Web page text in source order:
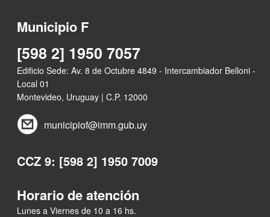
Municipio F
[598 2] 1950 7057
Edificio Sede: Av. 8 de Octubre 4849 - Intercambiador Belloni -
Local 01
Montevideo, Uruguay | C.P. 12000
municipiof@imm.gub.uy
CCZ 9: [598 2] 1950 7009
Horario de atención
Lunes a Viernes de 10 a 16 hs.